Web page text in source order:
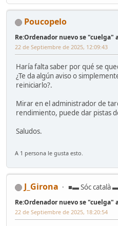
Poucopelo
Re:Ordenador nuevo se "cuelga"
22 de Septiembre de 2025, 12:09:43
Haría falta saber por qué se
¿Te da algún aviso o
reiniciarlo?.
Mirar en el administrador de
rendimiento, puede dar pistas
Saludos.
A 1 persona le gusta esto.
J_Girona ■▬ Sóc català
Re:Ordenador nuevo se "cuelga"
22 de Septiembre de 2025, 18:20:54